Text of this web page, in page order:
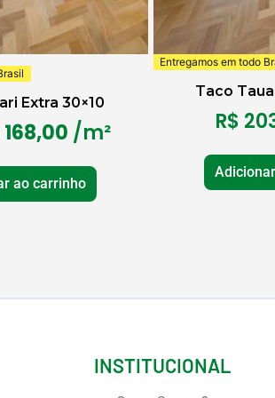
Extra 30×10
168,00 /m²
ao carrinho
Entregamos em todo
Taco
R$
INSTITUCIONAL